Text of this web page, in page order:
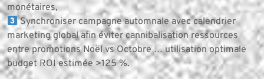
monétaires,
Synchroniser campagne automnale avec calendrier
marketing global afin éviter cannibalisation ressources
entre promotions Noël vs Octobre … utilisation optimale
budget ROI estimée >125 %.